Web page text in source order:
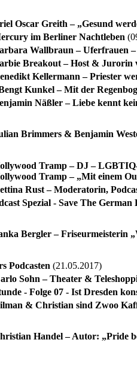
Oscar Greith – „Gesund
im Berliner Nachtleben
Wallbraun – Uferfrauen
Breakout – Host & Jurorin
Kellermann – Priester
Kunkel – Mit der
Näßler – Liebe kennt
Brimmers & Benjamin
Tramp – DJ –
Tramp – „Mit einem
Rust – Moderatorin,
Spezial - Save The
Bergler – Friseurmeisterin
Podcasten (21.05.2017)
Sohn – Theater &
- Folge 07 - Ist Dresden
& Christian sind Zwoo
Handel – Autor: „Pride